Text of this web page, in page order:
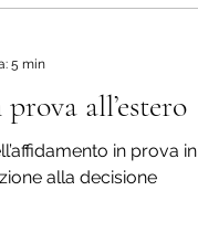
all’estero
in prova in
alla decisione
5 min